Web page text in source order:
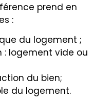
prend en
:
du logement ;
: logement vide ou
du bien;
du logement.